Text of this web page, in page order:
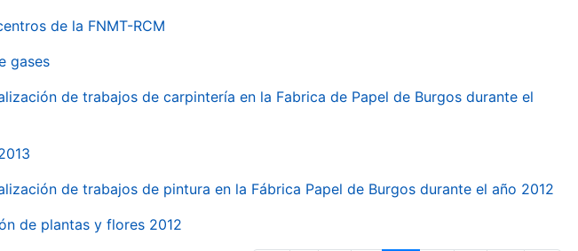
de la FNMT-RCM
gases
de trabajos de carpintería en la Fabrica de Papel de Burgos durante el
de trabajos de pintura en la Fábrica Papel de Burgos durante el año 2012
de plantas y flores 2012